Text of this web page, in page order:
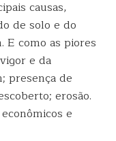
causas,
de solo e do
E como as piores
e da
presença de
erosão.
e